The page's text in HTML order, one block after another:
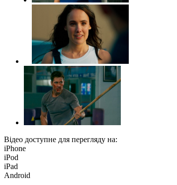
Відео доступне для перегляду на:
iPhone
iPod
iPad
Android